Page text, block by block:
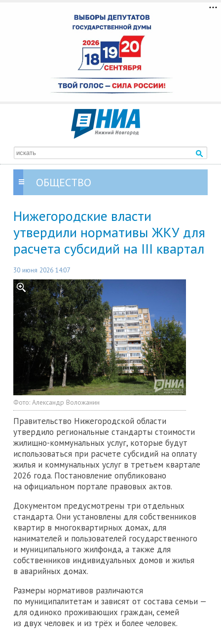
ОБЩЕСТВО
Нижегородские власти
утвердили нормативы ЖКУ для
расчета субсидий на III квартал
30 июня 2026 14:07
Фото: Александр Воложанин
Правительство Нижегородской области
утвердило региональные стандарты стоимости
жилищно-коммунальных услуг, которые будут
использоваться при расчете субсидий на оплату
жилья и коммунальных услуг в третьем квартале
2026 года. Постановление опубликовано
на официальном портале правовых актов.
Документом предусмотрены три отдельных
стандарта. Они установлены для собственников
квартир в многоквартирных домах, для
нанимателей и пользователей государственного
и муниципального жилфонда, а также для
собственников индивидуальных домов и жилья
в аварийных домах.
Размеры нормативов различаются
по муниципалитетам и зависят от состава семьи —
для одиноко проживающих граждан, семей
из двух человек и из трёх и более человек.